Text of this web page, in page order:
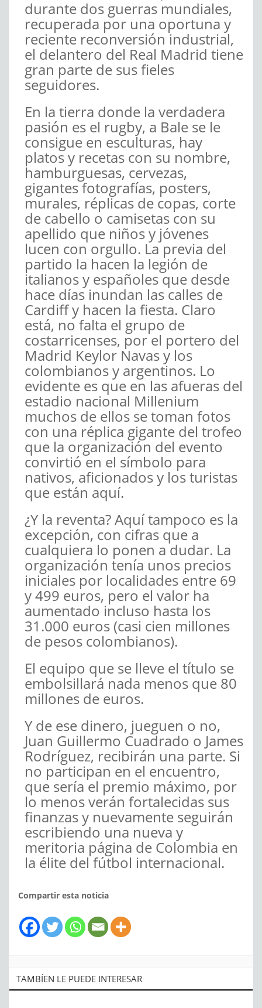
durante dos guerras mundiales,
recuperada por una oportuna y
reciente reconversión industrial,
el delantero del Real Madrid tiene
gran parte de sus fieles
seguidores.
En la tierra donde la verdadera
pasión es el rugby, a Bale se le
consigue en esculturas, hay
platos y recetas con su nombre,
hamburguesas, cervezas,
gigantes fotografías, posters,
murales, réplicas de copas, corte
de cabello o camisetas con su
apellido que niños y jóvenes
lucen con orgullo. La previa del
partido la hacen la legión de
italianos y españoles que desde
hace días inundan las calles de
Cardiff y hacen la fiesta. Claro
está, no falta el grupo de
costarricenses, por el portero del
Madrid Keylor Navas y los
colombianos y argentinos. Lo
evidente es que en las afueras del
estadio nacional Millenium
muchos de ellos se toman fotos
con una réplica gigante del trofeo
que la organización del evento
convirtió en el símbolo para
nativos, aficionados y los turistas
que están aquí.
¿Y la reventa? Aquí tampoco es la
excepción, con cifras que a
cualquiera lo ponen a dudar. La
organización tenía unos precios
iniciales por localidades entre 69
y 499 euros, pero el valor ha
aumentado incluso hasta los
31.000 euros (casi cien millones
de pesos colombianos).
El equipo que se lleve el título se
embolsillará nada menos que 80
millones de euros.
Y de ese dinero, jueguen o no,
Juan Guillermo Cuadrado o James
Rodríguez, recibirán una parte. Si
no participan en el encuentro,
que sería el premio máximo, por
lo menos verán fortalecidas sus
finanzas y nuevamente seguirán
escribiendo una nueva y
meritoria página de Colombia en
la élite del fútbol internacional.
Compartir esta noticia
TAMBÍEN LE PUEDE INTERESAR